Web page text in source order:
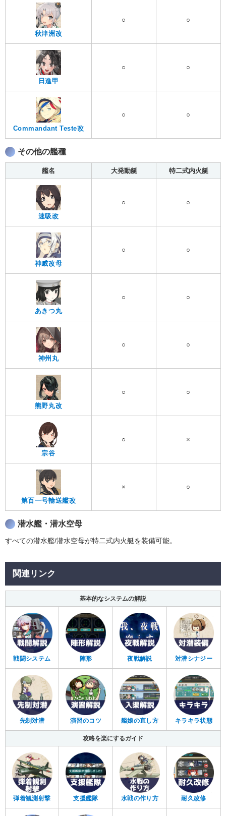
秋津洲改
○ ○
日進甲
○ ○
Commandant Teste改
○ ○
その他の艦種
艦名 大発動艇 特二式内火艇
速吸改
○ ○
神威改母
○ ○
あきつ丸
○ ○
神州丸
○ ○
熊野丸改
○ ○
宗谷
○ ×
第百一号輸送艦改
× ○
潜水艦・潜水空母
すべての潜水艦/潜水空母が特二式内火艇を装備可能。
関連リンク
基本的なシステムの解説
戦闘システム 陣形 夜戦解説 対潜シナジー
先制対潜 演習のコツ 艦娘の直し方 キラキラ状態
攻略を楽にするガイド
弾着観測射撃 支援艦隊 水戦の作り方 耐久改修